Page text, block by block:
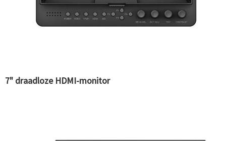
7" draadloze HDMI-monitor